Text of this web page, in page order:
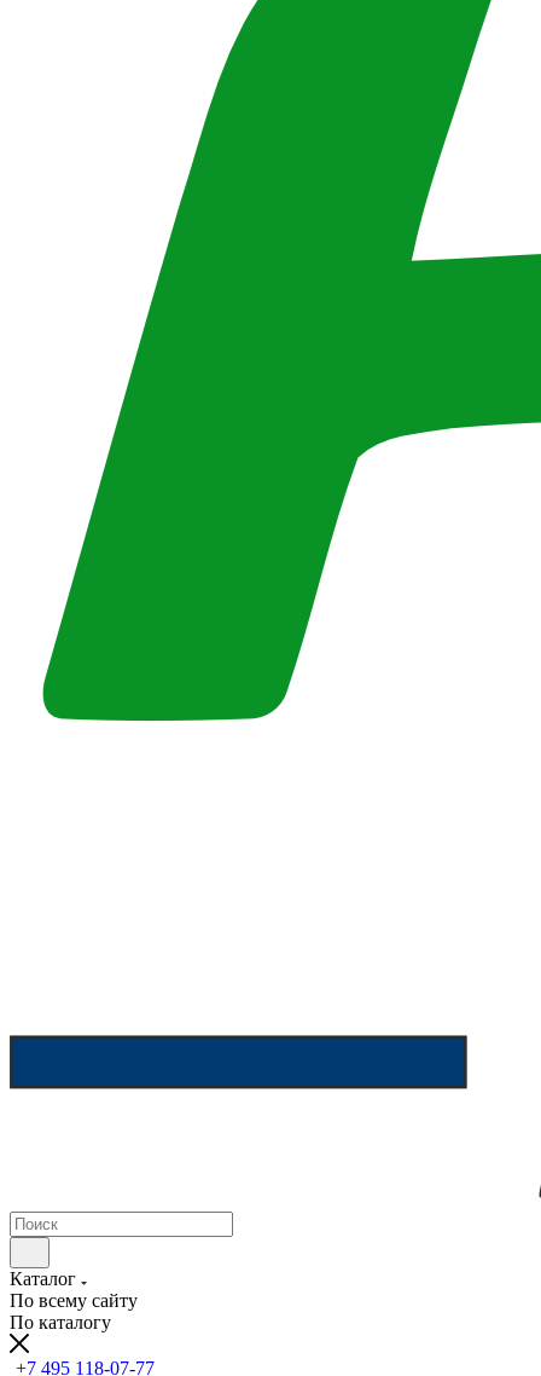
Каталог
По всему сайту
По каталогу
+7 495 118-07-77